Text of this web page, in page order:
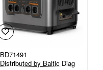
BD71491
Distributed by Baltic Diag